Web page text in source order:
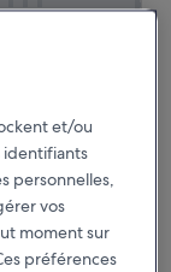
et/ou
identifiants
personnelles,
vos
moment sur
préférences